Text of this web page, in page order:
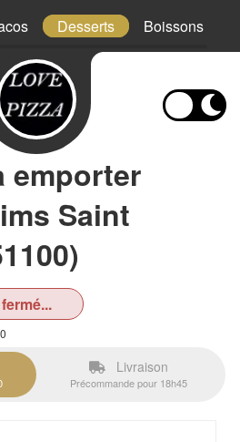
Desserts Boissons
emporter
Saint
Livraison
Précommande pour 18h45